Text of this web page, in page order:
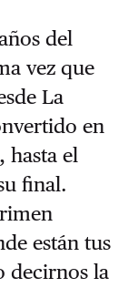
del
vez que
La
en
hasta el
final.
están tus
decirnos la